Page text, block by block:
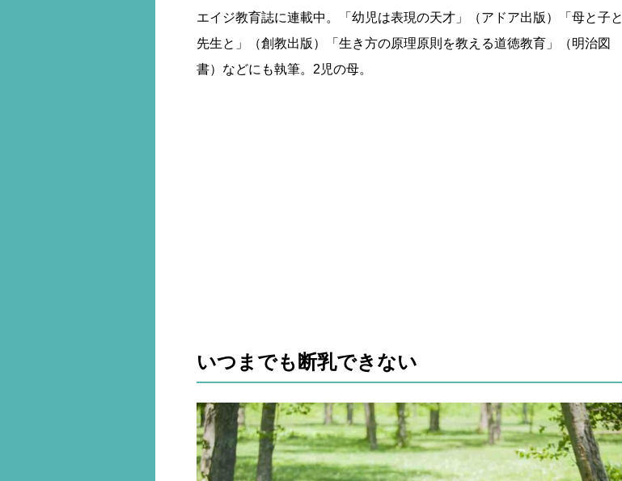
エイジ教育誌に連載中。「幼児は表現の天才」（アドア出版）「母と子と
先生と」（創教出版）「生き方の原理原則を教える道徳教育」（明治図
書）などにも執筆。2児の母。
いつまでも断乳できない